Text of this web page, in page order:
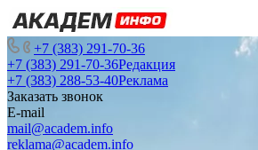
+7 (383) 291-70-36
+7 (383) 291-70-36Редакция
+7 (383) 288-53-40Реклама
Заказать звонок
E-mail
mail@academ.info
reklama@academ.info